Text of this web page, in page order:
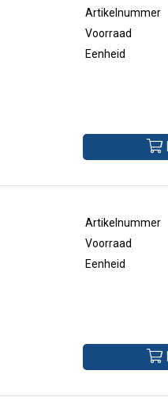
Artikelnummer
Voorraad
Eenheid
Artikelnummer
Voorraad
Eenheid